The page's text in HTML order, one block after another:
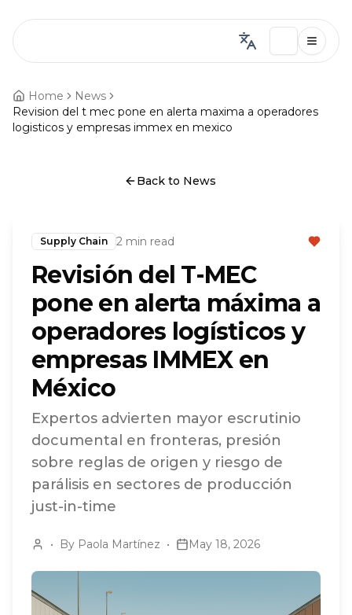
Home
News
Revision del t mec pone en alerta maxima a operadores
logisticos y empresas immex en mexico
Back to News
Supply Chain 2 min read
Revisión del T-MEC
pone en alerta máxima a
operadores logísticos y
empresas IMMEX en
México
Expertos advierten mayor escrutinio
documental en fronteras, presión
sobre reglas de origen y riesgo de
parálisis en sectores de producción
just-in-time
• By Paola Martínez • May 18, 2026